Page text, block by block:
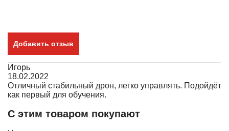
Добавить отзыв
Игорь
18.02.2022
Отличный стабильный дрон, легко управлять. Подойдёт
как первый для обучения.
С этим товаром покупают